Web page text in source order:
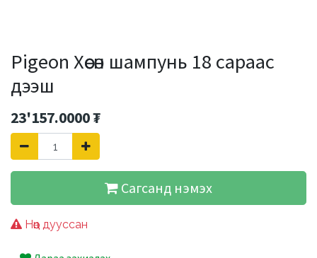
Pigeon Хөөсөн шампунь 18 сараас
дээш
23'157.0000₮
Сагсанд нэмэх
Нөөц дууссан